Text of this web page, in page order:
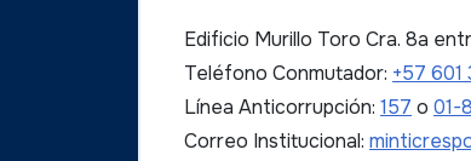
Edificio Murillo Toro Cra. 8a
Teléfono Conmutador: +57
Línea Anticorrupción: 157 o 01-
Correo Institucional: